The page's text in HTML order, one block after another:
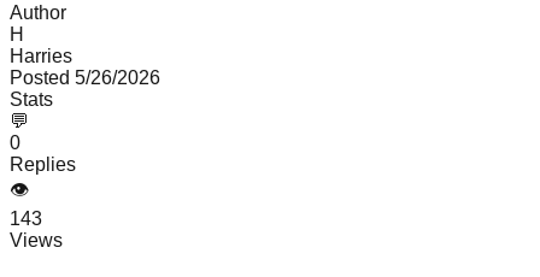
Author
H
Harries
Posted 5/26/2026
Stats
💬
0
Replies
👁
143
Views